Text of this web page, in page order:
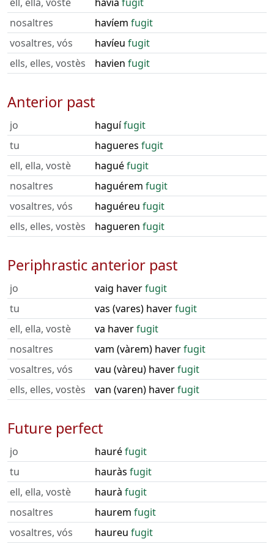
nosaltres
havíem fugit
vosaltres, vós
havíeu fugit
ells, elles, vostès
havien fugit
Anterior past
jo haguífugit
tu
hagueres fugit
ell, ella, vostè
haguéfugit
nosaltres
haguérem fugit
vosaltres, vós
haguéreu fugit
ells, elles, vostès
hagueren fugit
Periphrastic anterior past
jo vaig haverfugit
tu
vas (vares) haverfugit
ell, ella, vostè
va haverfugit
nosaltres
vam (vàrem) haverfugit
vosaltres, vós
vau (vàreu) haverfugit
ells, elles, vostès
van (varen) haverfugit
Future perfect
jo hauréfugit
tu
hauràs fugit
ell, ella, vostè
haurà fugit
nosaltres
haurem fugit
vosaltres, vós
haureu fugit